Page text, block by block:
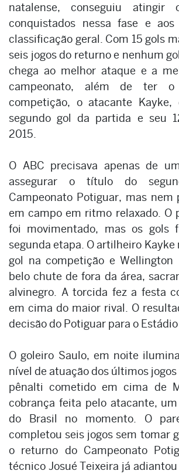
natalense, conseguiu atingir
conquistados nessa fase e
classificação geral. Com 15 gols
seis jogos do returno e nenhum
chega ao melhor ataque e a
campeonato, além de ter
competição, o atacante
segundo gol da partida e seu
2015.
O ABC precisava apenas de
assegurar o título do
Campeonato Potiguar, mas nem
em campo em ritmo relaxado. O
foi movimentado, mas os gols
segunda etapa. O artilheiro Kayke
gol na competição e Wellington
belo chute de fora da área,
alvinegro. A torcida fez a festa
em cima do maior rival. O
decisão do Potiguar para o Estádio
O goleiro Saulo, em noite
nível de atuação dos últimos
pênalti cometido em cima de
cobrança feita pelo atacante,
do Brasil no momento. O
completou seis jogos sem tomar
o returno do Campeonato
técnico Josué Teixeira já